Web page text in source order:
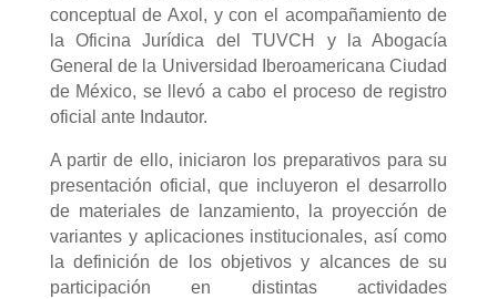
conceptual de Axol, y con el acompañamiento de
la Oficina Jurídica del TUVCH y la Abogacía
General de la Universidad Iberoamericana Ciudad
de México, se llevó a cabo el proceso de registro
oficial ante Indautor.
A partir de ello, iniciaron los preparativos para su
presentación oficial, que incluyeron el desarrollo
de materiales de lanzamiento, la proyección de
variantes y aplicaciones institucionales, así como
la definición de los objetivos y alcances de su
participación en distintas actividades